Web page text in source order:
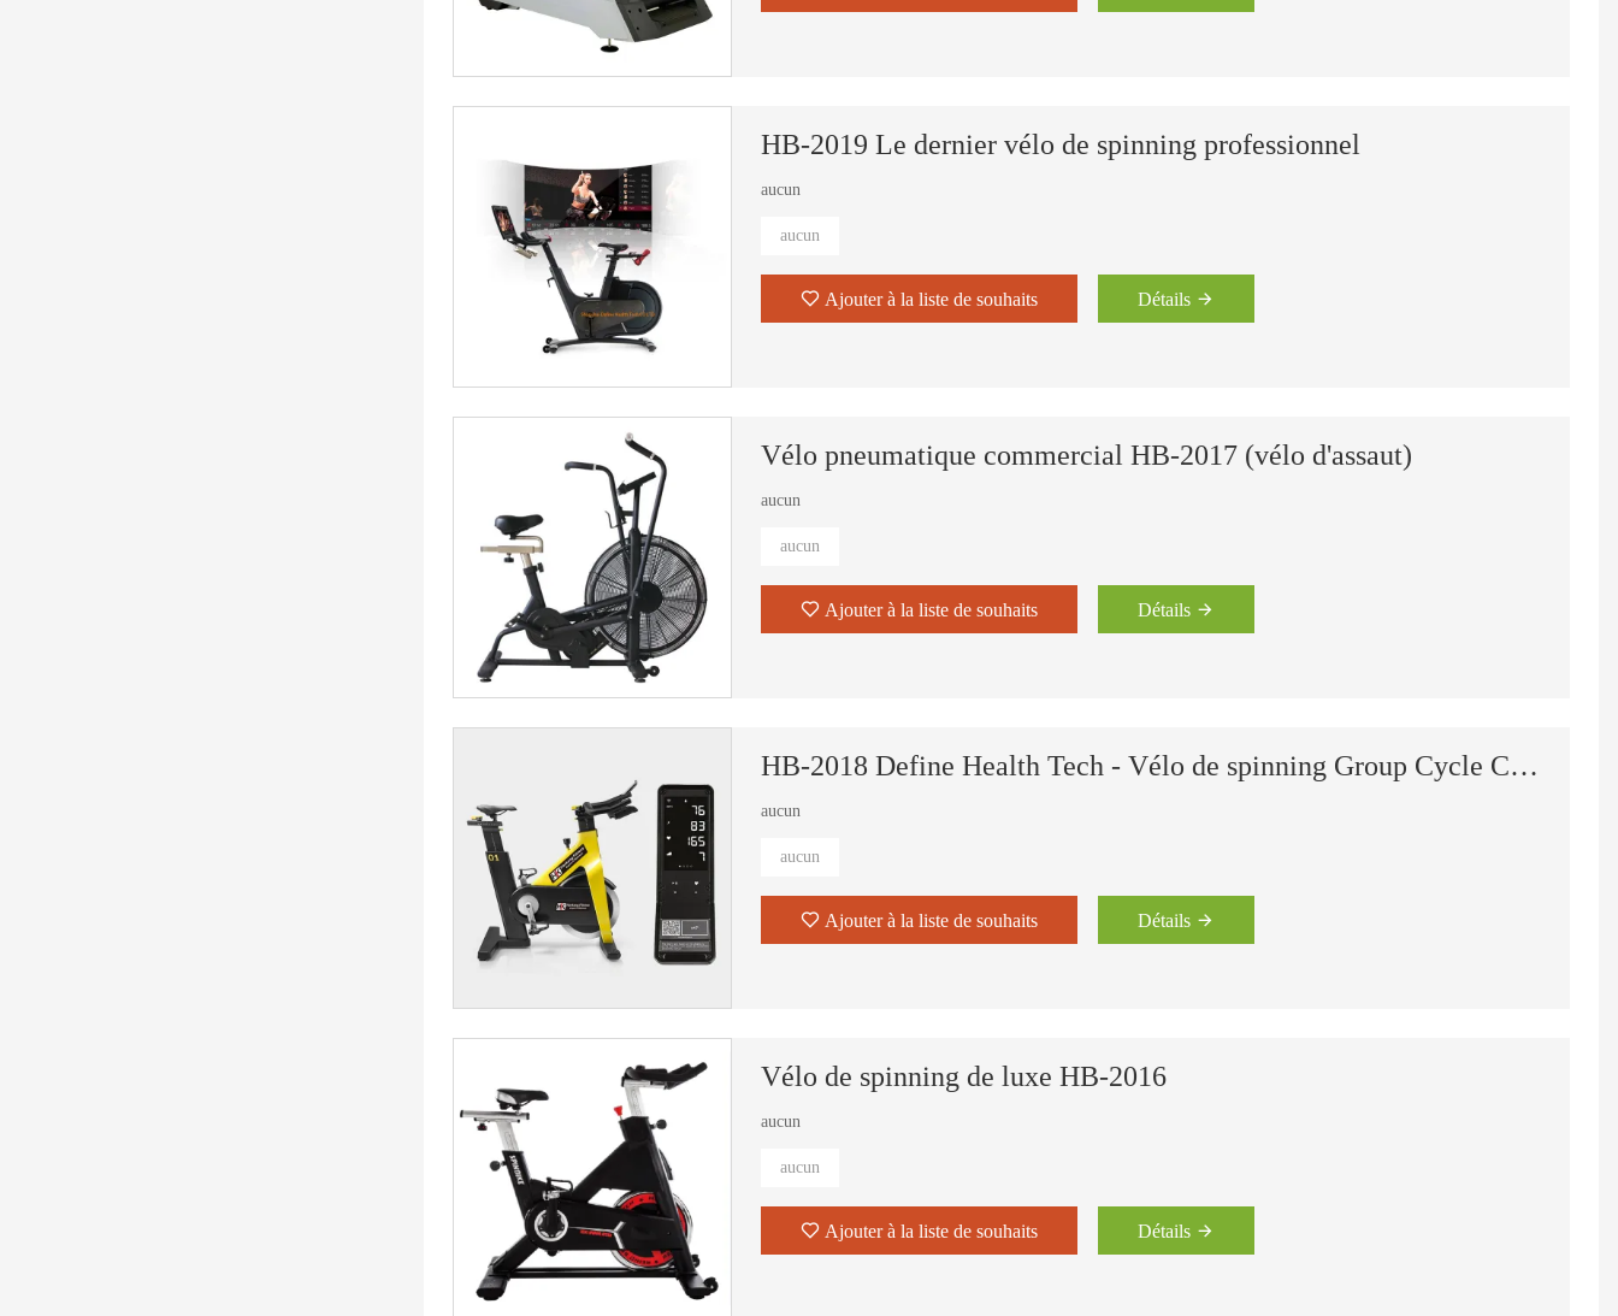
HB-2019 Le dernier vélo de spinning professionnel
aucun
aucun
Ajouter à la liste de souhaits Détails
Vélo pneumatique commercial HB-2017 (vélo d'assaut)
aucun
aucun
Ajouter à la liste de souhaits Détails
HB-2018 Define Health Tech - Vélo de spinning Group Cycle Connect
aucun
aucun
Ajouter à la liste de souhaits Détails
Vélo de spinning de luxe HB-2016
aucun
aucun
Ajouter à la liste de souhaits Détails